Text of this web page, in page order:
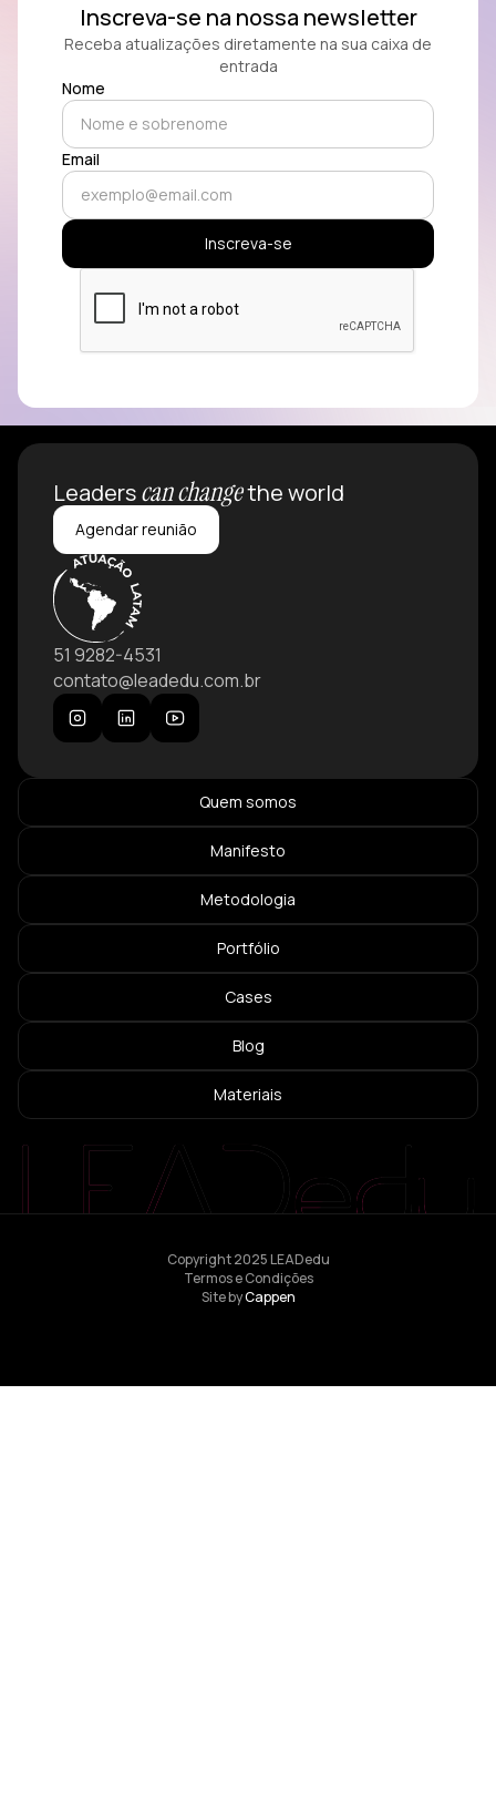
Inscreva-se na nossa newsletter
Receba atualizações diretamente na sua caixa de
entrada
Nome
Email
Leaderscan changethe world
Agendar reunião
51 9282-4531
contato@leadedu.com.br
Quem somos
Manifesto
Metodologia
Portfólio
Cases
Blog
Materiais
Copyright 2025 LEADedu
Termos e Condições
Site byCappen